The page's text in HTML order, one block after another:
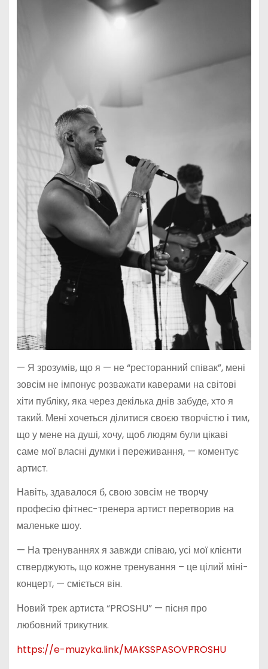
— Я зрозумів, що я — не “ресторанний співак”, мені
зовсім не імпонує розважати каверами на світові
хіти публіку, яка через декілька днів забуде, хто я
такий. Мені хочеться ділитися своєю творчістю і тим,
що у мене на душі, хочу, щоб людям були цікаві
саме мої власні думки і переживання, — коментує
артист.
Навіть, здавалося б, свою зовсім не творчу
професію фітнес-тренера артист перетворив на
маленьке шоу.
— На тренуваннях я завжди співаю, усі мої клієнти
стверджують, що кожне тренування – це цілий міні-
концерт, — сміється він.
Новий трек артиста “PROSHU” — пісня про
любовний трикутник.
https://e-muzyka.link/MAKSSPASOVPROSHU